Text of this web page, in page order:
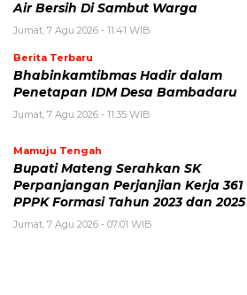
Air Bersih Di Sambut Warga
Jumat, 7 Agu 2026 - 11:41 WIB
Berita Terbaru
Bhabinkamtibmas Hadir dalam
Penetapan IDM Desa Bambadaru
Jumat, 7 Agu 2026 - 11:35 WIB
Mamuju Tengah
Bupati Mateng Serahkan SK
Perpanjangan Perjanjian Kerja 361
PPPK Formasi Tahun 2023 dan 2025
Jumat, 7 Agu 2026 - 07:01 WIB